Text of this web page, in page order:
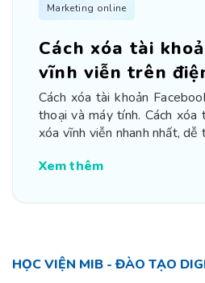
Marketing online
Cách xóa tài
vĩnh viễn trên
máy tính
Cách xóa tài khoản
thoại và máy tính. Cách xóa
xóa vĩnh viễn nhanh nhất, dễ
Xem thêm
HỌC VIỆN MIB - ĐÀO TẠO